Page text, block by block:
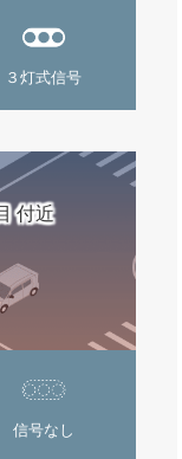
３灯式信号
付近
信号なし